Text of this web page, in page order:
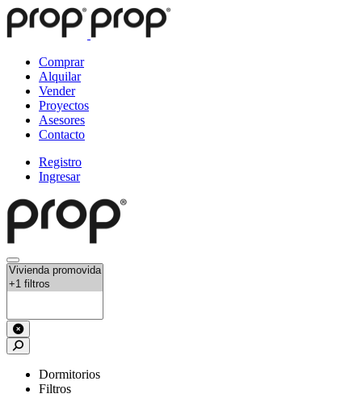
Comprar
Alquilar
Vender
Proyectos
Asesores
Contacto
Registro
Ingresar
Dormitorios
Filtros